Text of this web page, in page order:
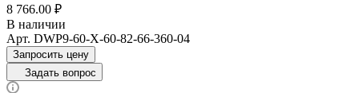
8 766.00 ₽
В наличии
Арт. DWP9-60-X-60-82-66-360-04
Запросить цену
Задать вопрос